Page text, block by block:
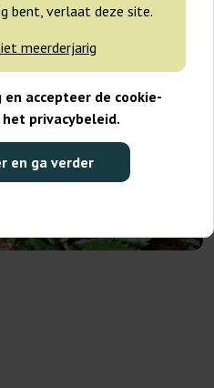
bent, verlaat deze site.
meerderjarig
accepteer de cookie-
privacybeleid.
en ga verder